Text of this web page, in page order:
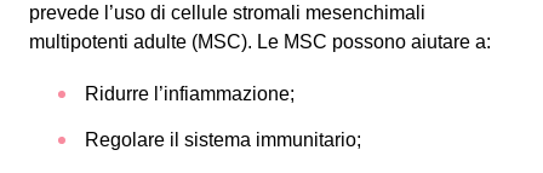
prevede l’uso di cellule stromali mesenchimali
multipotenti adulte (MSC). Le MSC possono aiutare a:
Ridurre l’infiammazione;
Regolare il sistema immunitario;